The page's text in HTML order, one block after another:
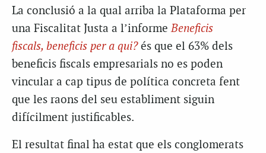
La conclusió a la qual arriba la Plataforma per
una Fiscalitat Justa a l’informeBeneficis
fiscals, beneficis per a qui?és que el 63% dels
beneficis fiscals empresarials no es poden
vincular a cap tipus de política concreta fent
que les raons del seu establiment siguin
difícilment justificables.
El resultat final ha estat que els conglomerats